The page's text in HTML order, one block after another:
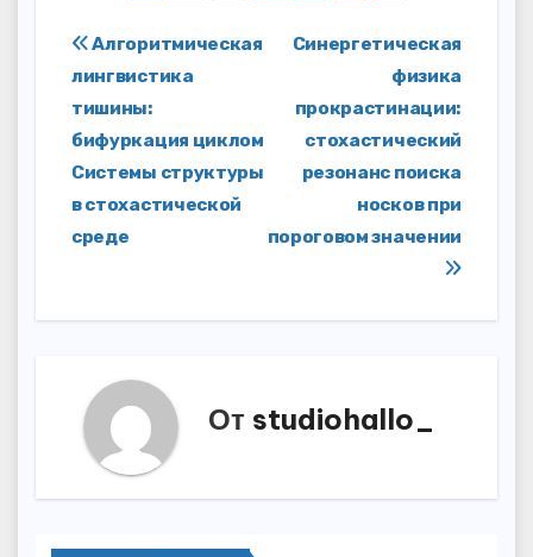
Навигация
по
записям
Синергетическая
физика
прокрастинации:
стохастический
резонанс поиска
носков при
пороговом значении
Алгоритмическая
лингвистика
тишины:
бифуркация циклом
Системы структуры
в стохастической
среде
От studiohallo_